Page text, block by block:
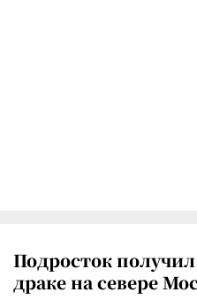
Подросток
драке на севере